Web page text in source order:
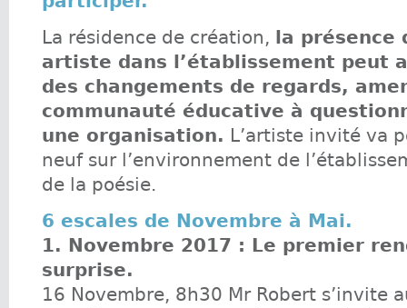
La résidence de création,
la présence
artiste dans l’établissement peut
des changements de regards,
communauté éducative à
une organisation. L’artiste invité va
neuf sur l’environnement de
de la poésie.
6 escales de Novembre à Mai.
1. Novembre 2017 : Le premier
surprise.
16 Novembre, 8h30 Mr Robert s’invite